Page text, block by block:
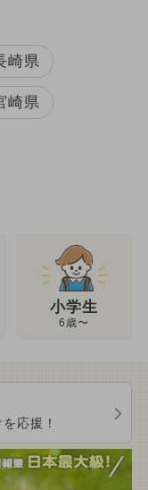
崎県
崎県
小学生
6歳〜
応援！